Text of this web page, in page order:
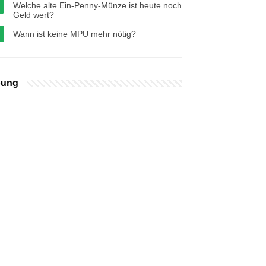
Welche alte Ein-Penny-Münze ist heute noch
Geld wert?
Wann ist keine MPU mehr nötig?